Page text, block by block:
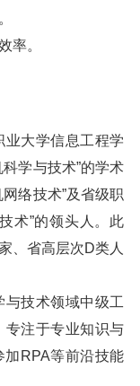
率。
大学信息工程学
学与技术”的学术
络技术”及省级职
术”的领头人。此
、省高层次D类人
技术领域中级工
专注于专业知识与
RPA等前沿技能